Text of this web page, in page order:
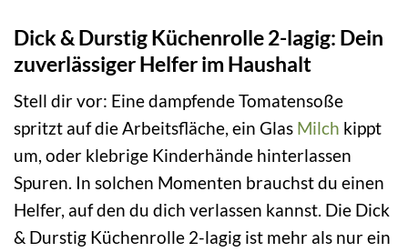
Dick & Durstig Küchenrolle 2-lagig: Dein
zuverlässiger Helfer im Haushalt
Stell dir vor: Eine dampfende Tomatensoße
spritzt auf die Arbeitsfläche, ein Glas Milch kippt
um, oder klebrige Kinderhände hinterlassen
Spuren. In solchen Momenten brauchst du einen
Helfer, auf den du dich verlassen kannst. Die Dick
& Durstig Küchenrolle 2-lagig ist mehr als nur ein